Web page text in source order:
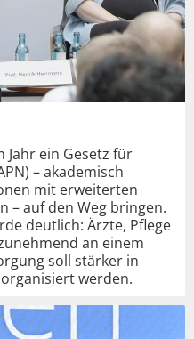
Jahr ein Gesetz für
– akademisch
mit erweiterten
– auf den Weg bringen.
deutlich: Ärzte, Pflege
an einem
soll stärker in
werden.